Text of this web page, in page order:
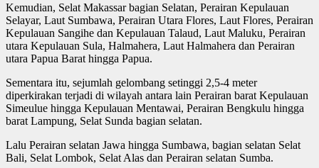
Kemudian, Selat Makassar bagian Selatan, Perairan Kepulauan
Selayar, Laut Sumbawa, Perairan Utara Flores, Laut Flores, Perairan
Kepulauan Sangihe dan Kepulauan Talaud, Laut Maluku, Perairan
utara Kepulauan Sula, Halmahera, Laut Halmahera dan Perairan
utara Papua Barat hingga Papua.
Sementara itu, sejumlah gelombang setinggi 2,5-4 meter
diperkirakan terjadi di wilayah antara lain Perairan barat Kepulauan
Simeulue hingga Kepulauan Mentawai, Perairan Bengkulu hingga
barat Lampung, Selat Sunda bagian selatan.
Lalu Perairan selatan Jawa hingga Sumbawa, bagian selatan Selat
Bali, Selat Lombok, Selat Alas dan Perairan selatan Sumba.